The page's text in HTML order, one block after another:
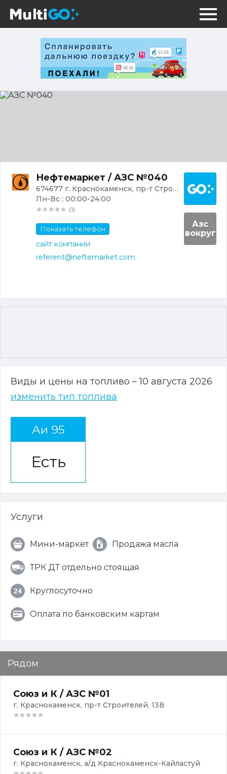
АЗС
Нефтемаркет / АЗС №040
674677 г. Краснокаменск, пр-т Строителей
Пн-Вс ; 00:00-24:00
(1)
Показать телефон
сайт компании
referent@neftemarket.com
Азс
вокруг
Виды и цены на топливо – 10 августа 2026
изменить тип топлива
Аи 95
Есть
Услуги
Мини-маркет Продажа масла
ТРК ДТ отдельно стоящая
Круглосуточно
Оплата по банковским картам
Рядом
Союз и К / АЗС №01
г. Краснокаменск, пр-т Строителей, 13В
Союз и К / АЗС №02
г. Краснокаменск, а/д Краснокаменск-Кайластуй